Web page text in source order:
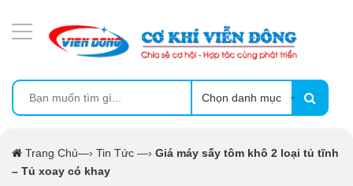
Chọn danh mục
Trang Chủ—› Tin Tức —› Giá máy sấy tôm khô 2 loại tủ tĩnh
– Tủ xoay có khay
MÁY ÉP MÍA TẠO BỌT
MÁY RỬA BÁT SIÊU ÂM